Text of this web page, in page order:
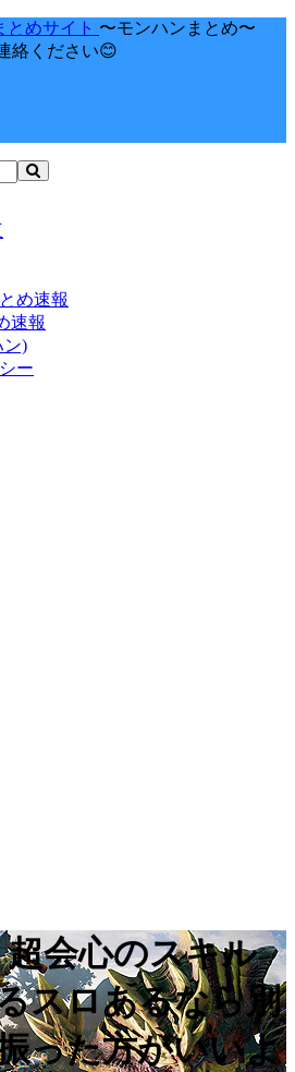
とめサイト 〜モンハンまとめ〜
絡ください😊
め速報
速報
ン)
ー
超会心のスキル
スロあるなら別
った方がいいよ